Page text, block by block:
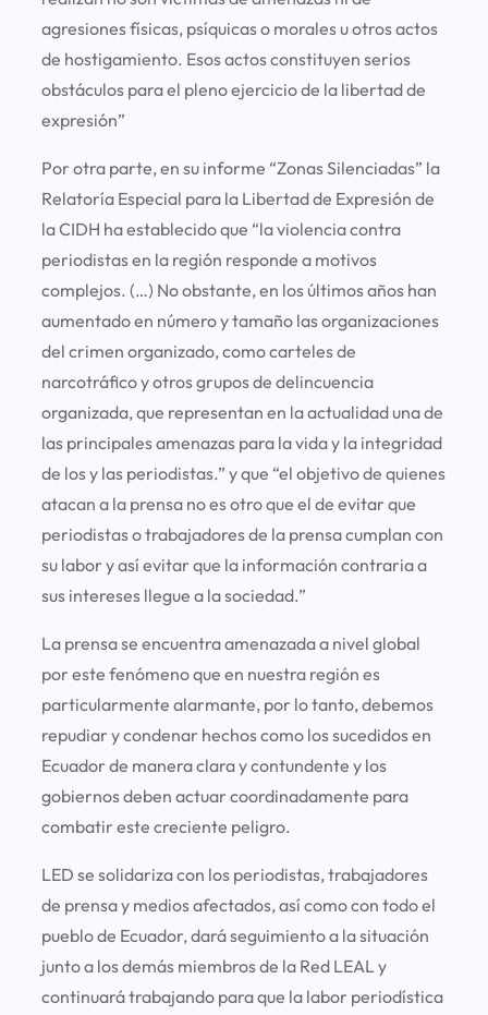
agresiones físicas, psíquicas o morales u otros actos
de hostigamiento. Esos actos constituyen serios
obstáculos para el pleno ejercicio de la libertad de
expresión”
Por otra parte, en su informe “Zonas Silenciadas” la
Relatoría Especial para la Libertad de Expresión de
la CIDH ha establecido que “la violencia contra
periodistas en la región responde a motivos
complejos. (…) No obstante, en los últimos años han
aumentado en número y tamaño las organizaciones
del crimen organizado, como carteles de
narcotráfico y otros grupos de delincuencia
organizada, que representan en la actualidad una de
las principales amenazas para la vida y la integridad
de los y las periodistas.” y que “el objetivo de quienes
atacan a la prensa no es otro que el de evitar que
periodistas o trabajadores de la prensa cumplan con
su labor y así evitar que la información contraria a
sus intereses llegue a la sociedad.”
La prensa se encuentra amenazada a nivel global
por este fenómeno que en nuestra región es
particularmente alarmante, por lo tanto, debemos
repudiar y condenar hechos como los sucedidos en
Ecuador de manera clara y contundente y los
gobiernos deben actuar coordinadamente para
combatir este creciente peligro.
LED se solidariza con los periodistas, trabajadores
de prensa y medios afectados, así como con todo el
pueblo de Ecuador, dará seguimiento a la situación
junto a los demás miembros de la Red LEAL y
continuará trabajando para que la labor periodística